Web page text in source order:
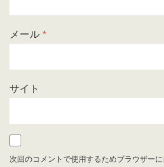
メール *
サイト
次回のコメントで使用するためブラウザー